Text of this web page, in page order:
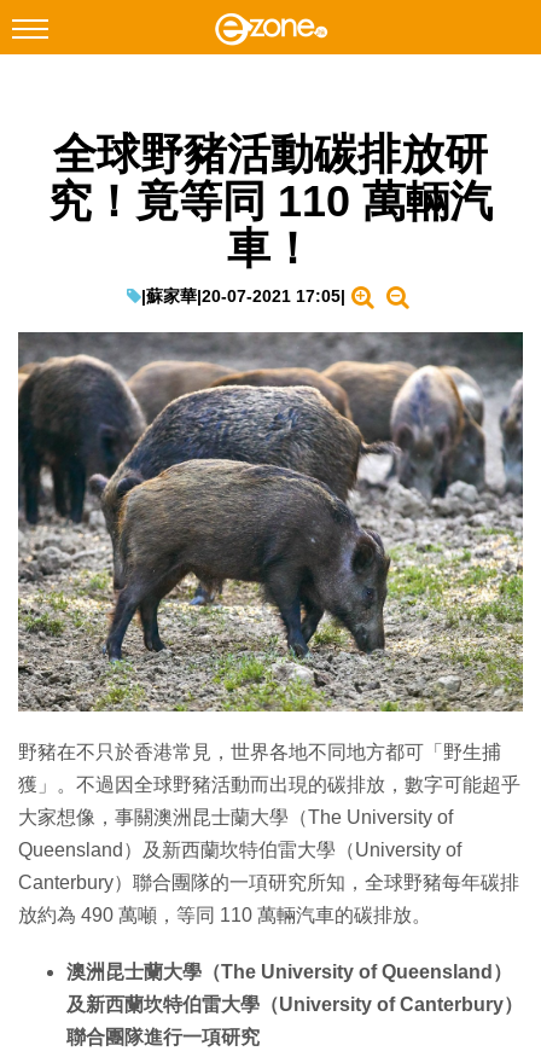
Facebook Instagram
科技焦點
教學評測
EduTech
IT Times
生成式AI與雲端應用
Enterprise Digital Transformation
特集
全球野豬活動碳排放研
究！竟等同 110 萬輛汽
車！
|蘇家華|20-07-2021 17:05|
野豬在不只於香港常見，世界各地不同地方都可「野生捕
獲」。不過因全球野豬活動而出現的碳排放，數字可能超乎
大家想像，事關澳洲昆士蘭大學（The University of
Queensland）及新西蘭坎特伯雷大學（University of
Canterbury）聯合團隊的一項研究所知，全球野豬每年碳排
放約為 490 萬噸，等同 110 萬輛汽車的碳排放。
澳洲昆士蘭大學（The University of Queensland）
及新西蘭坎特伯雷大學（University of Canterbury）
聯合團隊進行一項研究